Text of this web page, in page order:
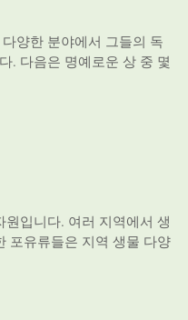
양한 분야에서 그들의 독
. 다음은 명예로운 상 중 몇
입니다. 여러 지역에서 생
포유류들은 지역 생물 다양